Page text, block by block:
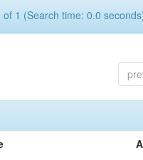
of 1 (Search time: 0.0